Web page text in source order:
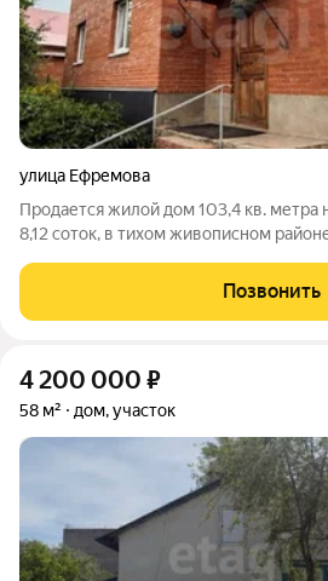
улица Ефремова
Продается жилой дом 103,4 кв. метра
8,12 соток, в тихом живописном
На первом этаже расположены
раздельный санузел;
Позвонить
4 200 000 ₽
58 м² дом, участок